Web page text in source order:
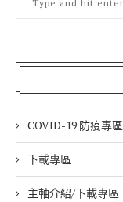
COVID-19 防疫專區
下載專區
主軸介紹/下載專區